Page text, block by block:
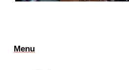
Menu